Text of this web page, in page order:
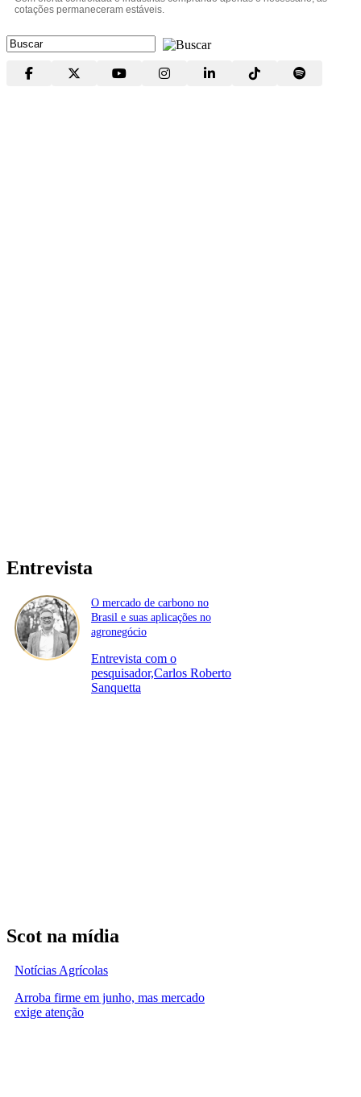
cotações permaneceram estáveis.
Entrevista
O mercado de carbono no
Brasil e suas aplicações no
agronegócio
Entrevista com o
pesquisador,Carlos Roberto
Sanquetta
Scot na mídia
Notícias Agrícolas
Arroba firme em junho, mas mercado
exige atenção